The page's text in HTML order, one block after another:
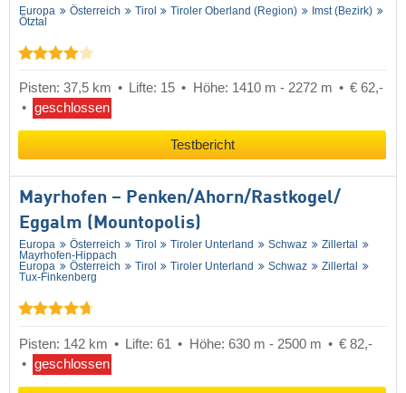
Europa Österreich Tirol Tiroler Oberland (Region)
Imst (Bezirk)
Ötztal
Pisten: 37,5 km Lifte: 15 Höhe: 1410 m - 2272 m
€ 62,-
geschlossen
Testbericht
Mayrhofen – Penken/​Ahorn/​Rastkogel/​
Eggalm (Mountopolis)
Europa Österreich Tirol Tiroler Unterland Schwaz
Zillertal
Mayrhofen-Hippach
Europa
Österreich Tirol Tiroler Unterland Schwaz
Zillertal
Tux-Finkenberg
Pisten: 142 km Lifte: 61 Höhe: 630 m - 2500 m
€ 82,-
geschlossen